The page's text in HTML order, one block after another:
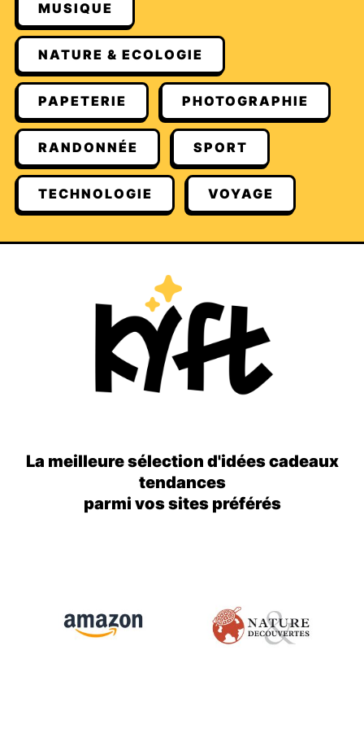
MUSIQUE
NATURE & ECOLOGIE
PAPETERIE PHOTOGRAPHIE
RANDONNÉE SPORT
TECHNOLOGIE VOYAGE
La meilleure sélection d'idées cadeaux
tendances
parmi vos sites préférés